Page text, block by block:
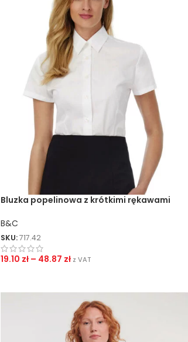
Bluzka popelinowa z krótkimi rękawami
B&C
SKU:717.42
19.10 zł – 48.87 zł z VAT